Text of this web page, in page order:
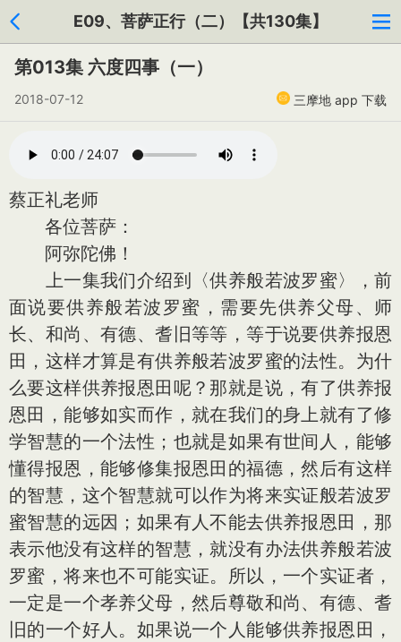
E09、菩萨正行（二）【共130集】
第013集 六度四事（一）
2018-07-12 三摩地 app 下载
蔡正礼老师
各位菩萨：
阿弥陀佛！
上一集我们介绍到〈供养般若波罗蜜〉，前
面说要供养般若波罗蜜，需要先供养父母、师
长、和尚、有德、耆旧等等，等于说要供养报恩
田，这样才算是有供养般若波罗蜜的法性。为什
么要这样供养报恩田呢？那就是说，有了供养报
恩田，能够如实而作，就在我们的身上就有了修
学智慧的一个法性；也就是如果有世间人，能够
懂得报恩，能够修集报恩田的福德，然后有这样
的智慧，这个智慧就可以作为将来实证般若波罗
蜜智慧的远因；如果有人不能去供养报恩田，那
表示他没有这样的智慧，就没有办法供养般若波
罗蜜，将来也不可能实证。所以，一个实证者，
一定是一个孝养父母，然后尊敬和尚、有德、耆
旧的一个好人。如果说一个人能够供养报恩田，